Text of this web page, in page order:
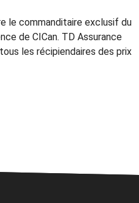
le commanditaire exclusif du
de CICan. TD Assurance
les récipiendaires des prix